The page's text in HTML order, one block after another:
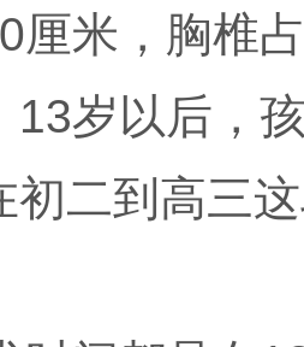
厘米，胸椎
13岁以后，
初二到高三